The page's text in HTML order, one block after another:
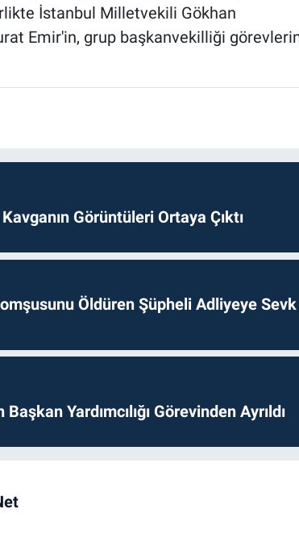
İstanbul Milletvekili Gökhan
Emir'in, grup başkanvekilliği
Görüntüleri Ortaya Çıktı
Öldüren Şüpheli Adliyeye Sevk
Yardımcılığı Görevinden Ayrıldı